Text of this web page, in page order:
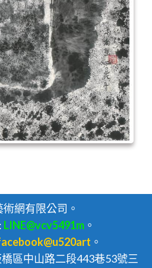
術網有限公司。
: LINE@vcv5491m 。
。
區中山路二段443巷53號三